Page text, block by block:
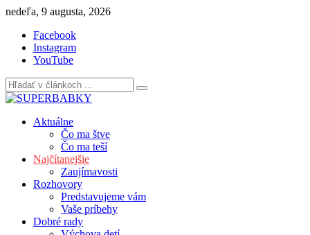
Skip
content
nedeľa, 9 augusta, 2026
Facebook
Instagram
YouTube
Aktuálne
Čo ma štve
Čo ma teší
Najčítanejšie
Zaujímavosti
Rozhovory
Predstavujeme vám
Vaše príbehy
Dobré rady